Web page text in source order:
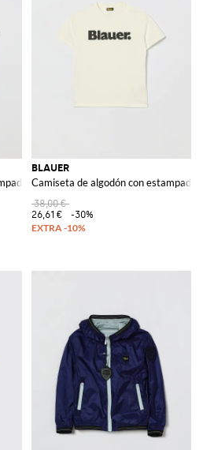
de logo
BLAUER
Camiseta de algodón con estampado
38,00 €
26,61 €
-30%